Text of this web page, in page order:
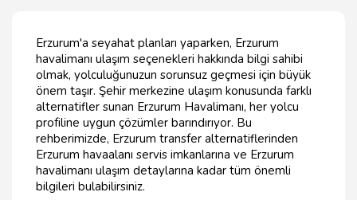
Erzurum'a seyahat planları yaparken, Erzurum
havalimanı ulaşım seçenekleri hakkında bilgi sahibi
olmak, yolculuğunuzun sorunsuz geçmesi için büyük
önem taşır. Şehir merkezine ulaşım konusunda farklı
alternatifler sunan Erzurum Havalimanı, her yolcu
profiline uygun çözümler barındırıyor. Bu
rehberimizde, Erzurum transfer alternatiflerinden
Erzurum havaalanı servis imkanlarına ve Erzurum
havalimanı ulaşım detaylarına kadar tüm önemli
bilgileri bulabilirsiniz.